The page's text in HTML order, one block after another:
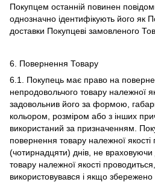
Покупцем останній повинен
однозначно ідентифікують його як
доставки Покупцеві замовленого
6. Повернення Товару
6.1. Покупець має право на
непродовольчого товару належної
задовольнив його за формою,
кольором, розміром або з інших
використаний за призначенням.
повернення товару належної якості
(чотирнадцяти) днів, не враховуючи
товару належної якості
використовувався і якщо збережено